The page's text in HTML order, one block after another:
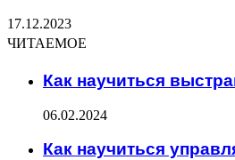
17.12.2023
ЧИТАЕМОЕ
Как научиться
06.02.2024
Как научиться